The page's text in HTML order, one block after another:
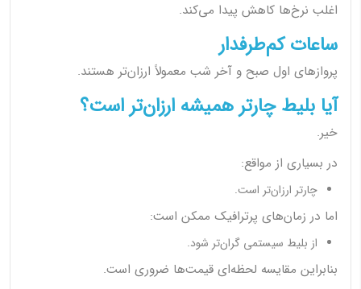
اغلب نرخ‌ها کاهش پیدا می‌کند.
ساعات کم‌طرفدار
پروازهای اول صبح و آخر شب معمولاً ارزان‌تر هستند.
آیا بلیط چارتر همیشه ارزان‌تر است؟
خیر.
در بسیاری از مواقع:
چارتر ارزان‌تر است.
اما در زمان‌های پرترافیک ممکن است:
از بلیط سیستمی گران‌تر شود.
بنابراین مقایسه لحظه‌ای قیمت‌ها ضروری است.